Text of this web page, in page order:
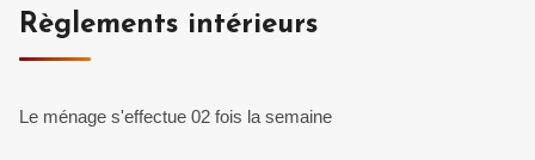
Règlements intérieurs
Le ménage s'effectue 02 fois la semaine